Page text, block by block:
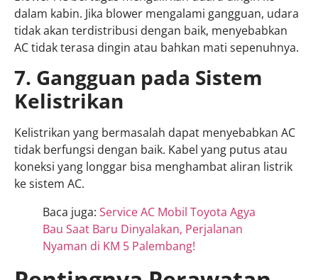
dalam kabin. Jika blower mengalami gangguan, udara
tidak akan terdistribusi dengan baik, menyebabkan
AC tidak terasa dingin atau bahkan mati sepenuhnya.
7. Gangguan pada Sistem
Kelistrikan
Kelistrikan yang bermasalah dapat menyebabkan AC
tidak berfungsi dengan baik. Kabel yang putus atau
koneksi yang longgar bisa menghambat aliran listrik
ke sistem AC.
Baca juga: Service AC Mobil Toyota Agya
Bau Saat Baru Dinyalakan, Perjalanan
Nyaman di KM 5 Palembang!